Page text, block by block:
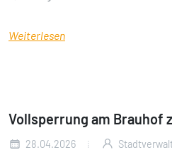
Weiterlesen
Vollsperrung am Brauhof
28.04.2026